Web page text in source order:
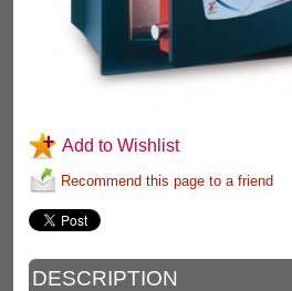
Add to Wishlist
Recommend this page to a friend
DESCRIPTION